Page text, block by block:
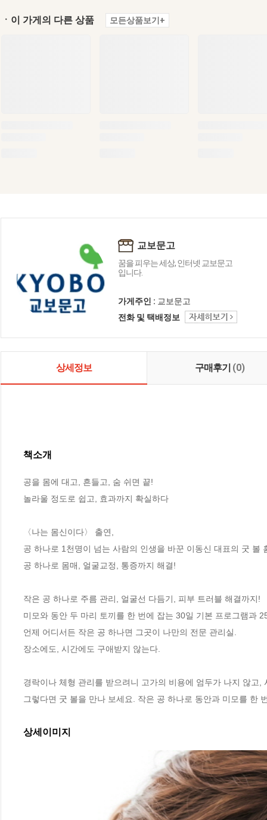
ㆍ이 가게의 다른 상품 모든상품보기+
교보문고
꿈을 피우는 세상, 인터넷 교보문고
입니다.
가게주인 : 교보문고
전화 및 택배정보
상세정보 구매후기 (0)
책소개
공을 몸에 대고, 흔들고, 숨 쉬면 끝!
놀라울 정도로 쉽고, 효과까지 확실하다
〈나는 몸신이다〉 출연,
공 하나로 1천명이 넘는 사람의 인생을 바꾼 이동신 대표의 굿 볼
공 하나로 몸매, 얼굴교정, 통증까지 해결!
작은 공 하나로 주름 관리, 얼굴선 다듬기, 피부 트러블 해결까지!
미모와 동안 두 마리 토끼를 한 번에 잡는 30일 기본 프로그램과
언제 어디서든 작은 공 하나면 그곳이 나만의 전문 관리실.
장소에도, 시간에도 구애받지 않는다.
경락이나 체형 관리를 받으려니 고가의 비용에 엄두가 나지 않고
그렇다면 굿 볼을 만나 보세요. 작은 공 하나로 동안과 미모를 한
상세이미지